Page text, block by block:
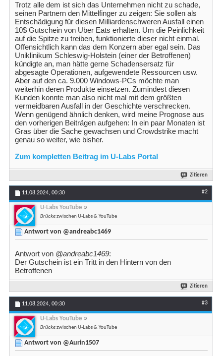
Trotz alle dem ist sich das Unternehmen nicht zu schade,
seinen Partnern den Mittelfinger zu zeigen: Sie sollen als
Entschädigung für diesen Milliardenschweren Ausfall einen
10$ Gutschein von Uber Eats erhalten. Um die Peinlichkeit
auf die Spitze zu treiben, funktionierte dieser nicht einmal.
Offensichtlich kann das dem Konzern aber egal sein. Das
Uniklinikum Schleswig-Holstein (einer der Betroffenen)
kündigte an, man hätte gerne Schadensersatz für
abgesagte Operationen, aufgewendete Ressourcen usw.
Aber auf den ca. 9.000 Windows-PCs möchte man
weiterhin deren Produkte einsetzen. Zumindest diesen
Kunden konnte man also nicht mal mit dem größten
vermeidbaren Ausfall in der Geschichte verschrecken.
Wenn genügend ähnlich denken, wird meine Prognose aus
den vorherigen Beiträgen aufgehen: In ein paar Monaten ist
Gras über die Sache gewachsen und Crowdstrike macht
genau so weiter, wie bisher.
Zum kompletten Beitrag im U-Labs Portal
Zitieren
11.08.2024, 00:30 #2
U-Labs YouTube
Brückezwischen U-Labs & YouTube
Antwort von @andreabc1469
Antwort von @andreabc1469:
Der Gutschein ist ein Tritt in den Hintern von den
Betroffenen
Zitieren
11.08.2024, 00:30 #3
U-Labs YouTube
Brückezwischen U-Labs & YouTube
Antwort von @Aurin1507